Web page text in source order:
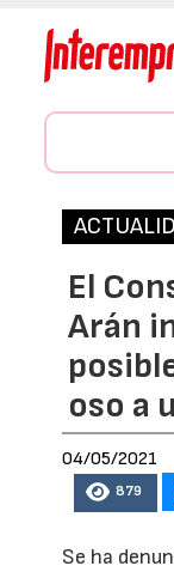
El
Arán
oso a
04/05/2021
879
Se ha